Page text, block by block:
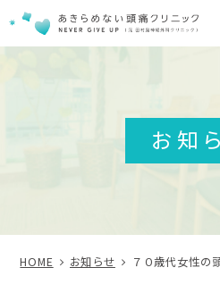
お知
HOME お知らせ ７０歳代女性の